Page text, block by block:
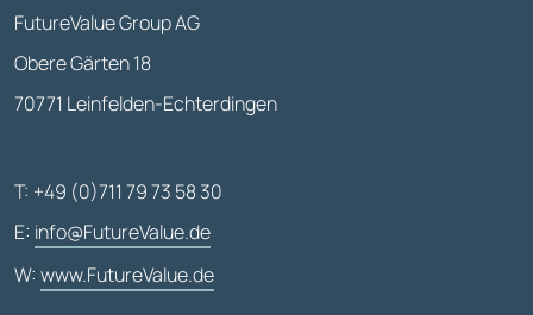
FutureValue Group AG
Obere Gärten 18
70771 Leinfelden-Echterdingen
T: +49 (0)711 79 73 58 30
E: info@FutureValue.de
W: www.FutureValue.de